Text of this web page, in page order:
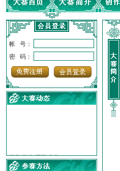
帐 号：
密 码：
·【诗意·名城】地铁展示作...
诗意名城·地铁时间